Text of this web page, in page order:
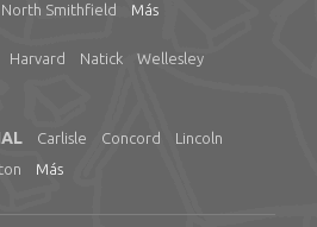
North Smithfield Más
Harvard Natick
Wellesley
Carlisle Concord
Lincoln
Más